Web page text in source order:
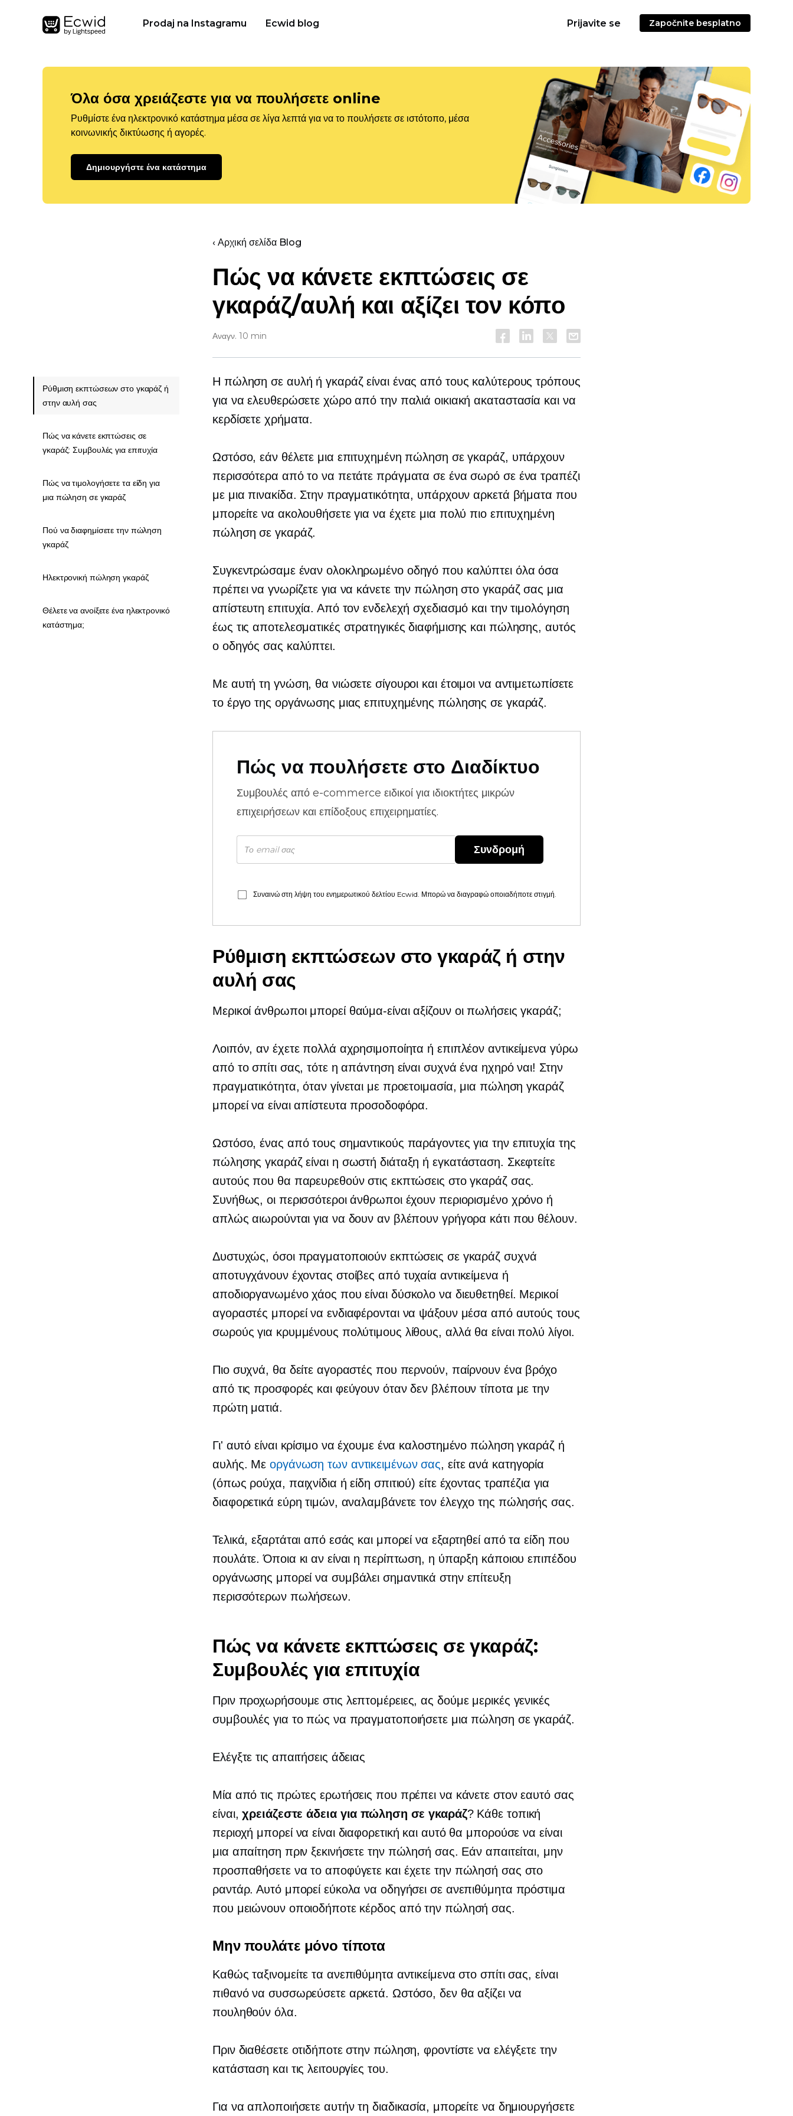
Prodaj na Instagramu Ecwid blog Prijavite se Započnite besplatno
Όλα όσα χρειάζεστε για να πουλήσετε online
Ρυθμίστε ένα ηλεκτρονικό κατάστημα μέσα σε λίγα λεπτά για να το πουλήσετε σε ιστότοπο, μέσα
κοινωνικής δικτύωσης ή αγορές.
Δημιουργήστε ένα κατάστημα
‹ Αρχική σελίδα Blog
Πώς να κάνετε εκπτώσεις σε
γκαράζ/αυλή και αξίζει τον κόπο
Αναγν. 10 min
Η πώληση σε αυλή ή γκαράζ είναι ένας από τους καλύτερους τρόπους
για να ελευθερώσετε χώρο από την παλιά οικιακή ακαταστασία και να
κερδίσετε χρήματα.
Ωστόσο, εάν θέλετε μια επιτυχημένη πώληση σε γκαράζ, υπάρχουν
περισσότερα από το να πετάτε πράγματα σε ένα σωρό σε ένα τραπέζι
με μια πινακίδα. Στην πραγματικότητα, υπάρχουν αρκετά βήματα που
μπορείτε να ακολουθήσετε για να έχετε μια πολύ πιο επιτυχημένη
πώληση σε γκαράζ.
Συγκεντρώσαμε έναν ολοκληρωμένο οδηγό που καλύπτει όλα όσα
πρέπει να γνωρίζετε για να κάνετε την πώληση στο γκαράζ σας μια
απίστευτη επιτυχία. Από τον ενδελεχή σχεδιασμό και την τιμολόγηση
έως τις αποτελεσματικές στρατηγικές διαφήμισης και πώλησης, αυτός
ο οδηγός σας καλύπτει.
Με αυτή τη γνώση, θα νιώσετε σίγουροι και έτοιμοι να αντιμετωπίσετε
το έργο της οργάνωσης μιας επιτυχημένης πώλησης σε γκαράζ.
Πώς να πουλήσετε στο Διαδίκτυο
Συμβουλές από e-commerce ειδικοί για ιδιοκτήτες μικρών
επιχειρήσεων και επίδοξους επιχειρηματίες.
Συνδρομή
Συναινώ στη λήψη του ενημερωτικού δελτίου Ecwid. Μπορώ να διαγραφώ οποιαδήποτε στιγμή.
Ρύθμιση εκπτώσεων στο γκαράζ ή στην
αυλή σας
Μερικοί άνθρωποι μπορεί θαύμα-είναιαξίζουν οι πωλήσεις γκαράζ;
Λοιπόν, αν έχετε πολλά αχρησιμοποίητα ή επιπλέον αντικείμενα γύρω
από το σπίτι σας, τότε η απάντηση είναι συχνά ένα ηχηρό ναι! Στην
πραγματικότητα, όταν γίνεται με προετοιμασία, μια πώληση γκαράζ
μπορεί να είναι απίστευτα προσοδοφόρα.
Ωστόσο, ένας από τους σημαντικούς παράγοντες για την επιτυχία της
πώλησης γκαράζ είναι η σωστή διάταξη ή εγκατάσταση. Σκεφτείτε
αυτούς που θα παρευρεθούν στις εκπτώσεις στο γκαράζ σας.
Συνήθως, οι περισσότεροι άνθρωποι έχουν περιορισμένο χρόνο ή
απλώς αιωρούνται για να δουν αν βλέπουν γρήγορα κάτι που θέλουν.
Δυστυχώς, όσοι πραγματοποιούν εκπτώσεις σε γκαράζ συχνά
αποτυγχάνουν έχοντας στοίβες από τυχαία αντικείμενα ή
αποδιοργανωμένο χάος που είναι δύσκολο να διευθετηθεί. Μερικοί
αγοραστές μπορεί να ενδιαφέρονται να ψάξουν μέσα από αυτούς τους
σωρούς για κρυμμένους πολύτιμους λίθους, αλλά θα είναι πολύ λίγοι.
Πιο συχνά, θα δείτε αγοραστές που περνούν, παίρνουν ένα βρόχο
από τις προσφορές και φεύγουν όταν δεν βλέπουν τίποτα με την
πρώτη ματιά.
Γι' αυτό είναι κρίσιμο να έχουμε ένα καλοστημένο πώληση γκαράζ ή
αυλής. Μεοργάνωση των αντικειμένων σας, είτε ανά κατηγορία
(όπως ρούχα, παιχνίδια ή είδη σπιτιού) είτε έχοντας τραπέζια για
διαφορετικά εύρη τιμών, αναλαμβάνετε τον έλεγχο της πώλησής σας.
Τελικά, εξαρτάται από εσάς και μπορεί να εξαρτηθεί από τα είδη που
πουλάτε. Όποια κι αν είναι η περίπτωση, η ύπαρξη κάποιου επιπέδου
οργάνωσης μπορεί να συμβάλει σημαντικά στην επίτευξη
περισσότερων πωλήσεων.
Πώς να κάνετε εκπτώσεις σε γκαράζ:
Συμβουλές για επιτυχία
Πριν προχωρήσουμε στις λεπτομέρειες, ας δούμε μερικές γενικές
συμβουλές για το πώς να πραγματοποιήσετε μια πώληση σε γκαράζ.
Ελέγξτε τις απαιτήσεις άδειας
Μία από τις πρώτες ερωτήσεις που πρέπει να κάνετε στον εαυτό σας
είναι,χρειάζεστε άδεια για πώληση σε γκαράζ? Κάθε τοπική
περιοχή μπορεί να είναι διαφορετική και αυτό θα μπορούσε να είναι
μια απαίτηση πριν ξεκινήσετε την πώλησή σας. Εάν απαιτείται, μην
προσπαθήσετε να το αποφύγετε και έχετε την πώλησή σας στο
ραντάρ. Αυτό μπορεί εύκολα να οδηγήσει σε ανεπιθύμητα πρόστιμα
που μειώνουν οποιοδήποτε κέρδος από την πώλησή σας.
Μην πουλάτε μόνο τίποτα
Καθώς ταξινομείτε τα ανεπιθύμητα αντικείμενα στο σπίτι σας, είναι
πιθανό να συσσωρεύσετε αρκετά. Ωστόσο, δεν θα αξίζει να
πουληθούν όλα.
Πριν διαθέσετε οτιδήποτε στην πώληση, φροντίστε να ελέγξετε την
κατάσταση και τις λειτουργίες του.
Για να απλοποιήσετε αυτήν τη διαδικασία, μπορείτε να δημιουργήσετε
Ρύθμιση εκπτώσεων στο γκαράζ ή
στην αυλή σας
Πώς να κάνετε εκπτώσεις σε
γκαράζ: Συμβουλές για επιτυχία
Πώς να τιμολογήσετε τα είδη για
μια πώληση σε γκαράζ
Πού να διαφημίσετε την πώληση
γκαράζ
Ηλεκτρονική πώληση γκαράζ
Θέλετε να ανοίξετε ένα ηλεκτρονικό
κατάστημα;